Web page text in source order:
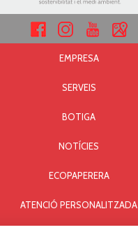
EMPRESA
SERVEIS
BOTIGA
NOTÍCIES
ECOPAPERERA
ATENCIÓ PERSONALITZADA